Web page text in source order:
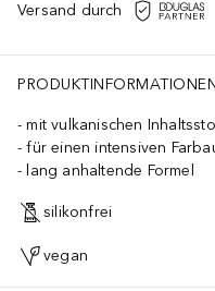
Versand durch
mit vulkanischen
für einen intensiven
lang anhaltende Formel
silikonfrei
vegan